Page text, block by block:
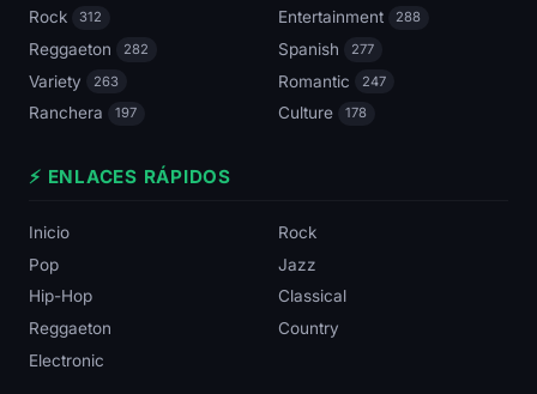
Rock 312 Entertainment 288
Reggaeton 282 Spanish 277
Variety 263 Romantic 247
Ranchera 197 Culture 178
⚡ ENLACES RÁPIDOS
Inicio
Rock
Pop
Jazz
Hip-Hop
Classical
Reggaeton
Country
Electronic